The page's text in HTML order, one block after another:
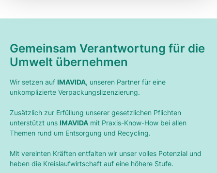
Gemeinsam Verantwortung für die
Umwelt übernehmen
Wir setzen auf IMAVIDA, unseren Partner für eine
unkomplizierte Verpackungslizenzierung.
Zusätzlich zur Erfüllung unserer gesetzlichen Pflichten
unterstützt uns IMAVIDA mit Praxis-Know-How bei allen
Themen rund um Entsorgung und Recycling.
Mit vereinten Kräften entfalten wir unser volles Potenzial und
heben die Kreislaufwirtschaft auf eine höhere Stufe.